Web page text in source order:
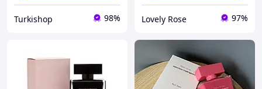
Turkishop 98% Lovely Rose 97%